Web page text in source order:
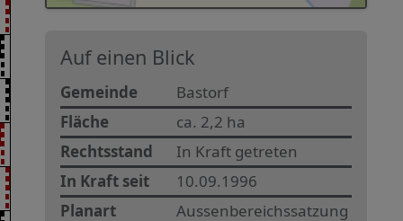
Auf einen Blick
Gemeinde
Bastorf
Fläche
ca. 2,2 ha
Rechtsstand
In Kraft getreten
In Kraft seit
10.09.1996
Planart
Aussenbereichssatzung